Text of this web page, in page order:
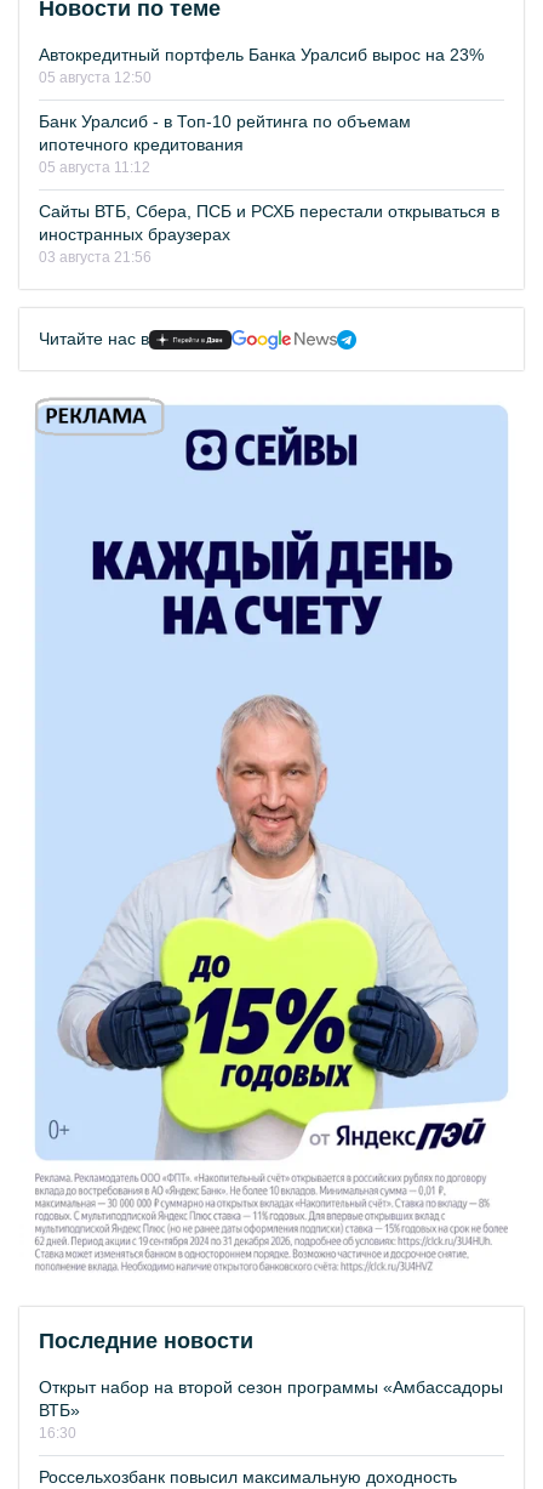
Новости по теме
Автокредитный портфель Банка Уралсиб вырос на 23%
05 августа 12:50
Банк Уралсиб - в Топ-10 рейтинга по объемам
ипотечного кредитования
05 августа 11:12
Сайты ВТБ, Сбера, ПСБ и РСХБ перестали открываться в
иностранных браузерах
03 августа 21:56
Читайте нас в
Последние новости
Открыт набор на второй сезон программы «Амбассадоры
ВТБ»
16:30
Россельхозбанк повысил максимальную доходность